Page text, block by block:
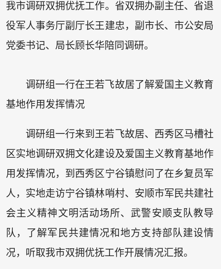
我市调研双拥优抚工作。省双拥办副主任、省退
役军人事务厅副厅长王建忠，副市长、市公安局
党委书记、局长顾长华陪同调研。
调研组一行在王若飞故居了解爱国主义教育
基地作用发挥情况
调研组一行来到王若飞故居、西秀区马槽社
区实地调研双拥文化建设及爱国主义教育基地作
用发挥情况，到西秀区宁谷镇慰问了在乡复员军
人，实地走访宁谷镇林哨村、安顺市军民共建社
会主义精神文明活动场所、武警安顺支队教导
队，了解军民共建情况和地方支持部队建设情
况，听取我市双拥优抚工作开展情况汇报。